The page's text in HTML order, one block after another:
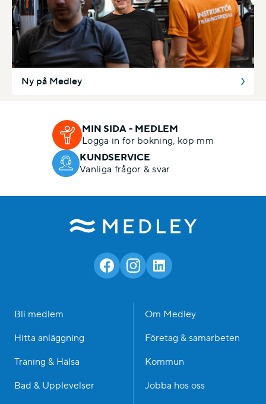
Ny på Medley
MIN SIDA - MEDLEM
Logga in för bokning, köp mm
KUNDSERVICE
Vanliga frågor & svar
Bli medlem
Hitta anläggning
Träning & Hälsa
Bad & Upplevelser
Om Medley
Företag & samarbeten
Kommun
Jobba hos oss